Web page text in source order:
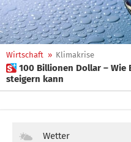
Wirtschaft » Klimakrise
 100 Billionen Dollar – Wie Big Finance die Nachhaltigkeit
steigern kann
Wetter